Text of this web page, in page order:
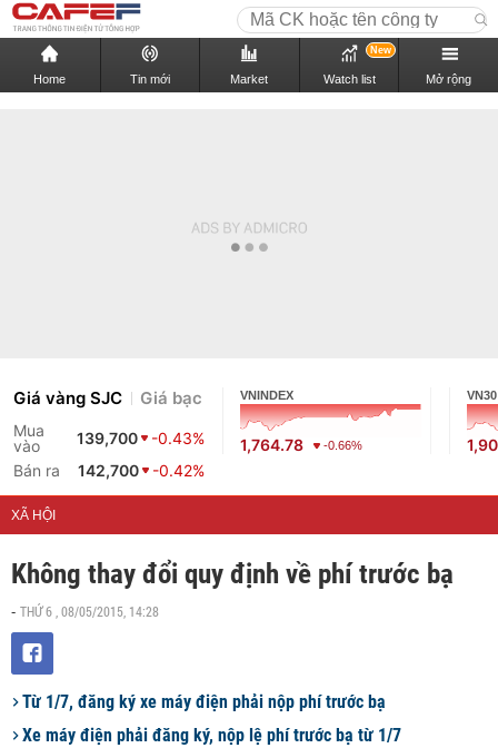
Home Tin mới Market Watch list
New
Mở rộng
Giá vàng SJC Giá bạc
Mua
vào
139,700
-0.43%
Bán ra
142,700 -0.42%
VNINDEX
1,764.78 -0.66%
VN30
XÃ HỘI
Không thay đổi quy định về phí trước bạ
- THỨ 6 , 08/05/2015, 14:28
Từ 1/7, đăng ký xe máy điện phải nộp phí trước bạ
Xe máy điện phải đăng ký, nộp lệ phí trước bạ từ 1/7